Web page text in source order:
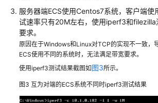
常
见
问
题
点
入
服务器端ECS使用Centos7系统，客户端使
试速率只有20M左右，使用iperf3和filezilla
要求。
原因在于Windows和Linux对TCP的实现不一致，
ECS使用不同的系统时，无法满足带宽要求。
使用iperf3测试结果截图如 图3所示。
图3 互为对端的ECS系统不同时iperf3测试结果